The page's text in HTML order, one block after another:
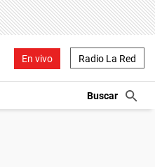
En vivo Radio La Red